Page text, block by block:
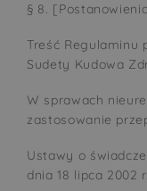
§ 8.
Treść Regulaminu
Sudety Kudowa
W sprawach
zastosowanie
Ustawy o
dnia 18 lipca 2002